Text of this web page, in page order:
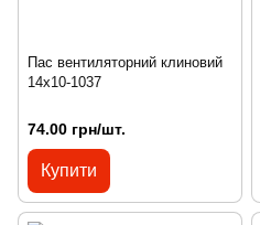
Пас вентиляторний клиновий
14х10-1037
74.00 грн/шт.
Купити